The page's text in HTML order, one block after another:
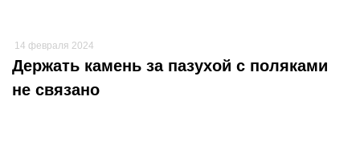
14 февраля 2024
Держать камень за пазухой с поляками
не связано